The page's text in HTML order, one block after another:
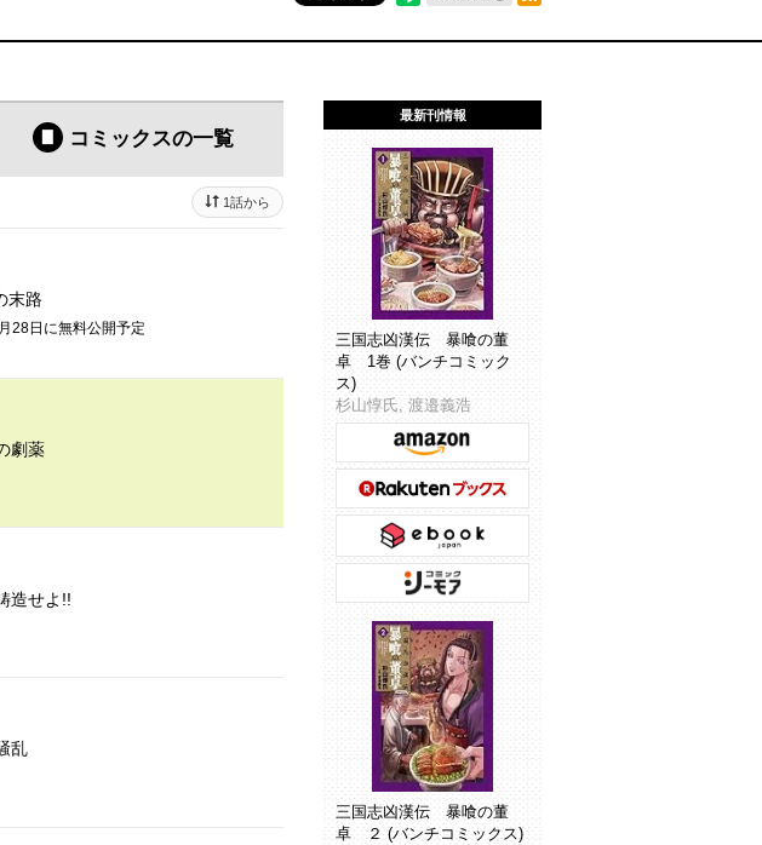
コミックスの一覧
1話から
末路
28日 に無料公開予定
劇薬
造せよ!!
乱
最新刊情報
三国志凶漢伝 暴喰の董
卓 1巻 (バンチコミック
ス)
杉山惇氏, 渡邉義浩
三国志凶漢伝 暴喰の董
卓 ２ (バンチコミックス)